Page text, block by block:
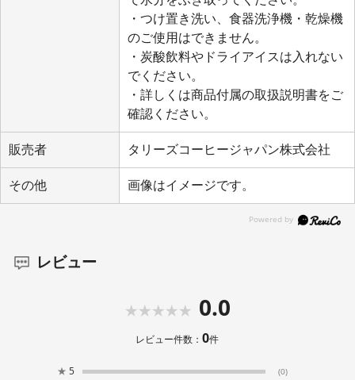
・つけ置き洗い、食器洗浄機・乾燥機
のご使用はできません。
・炭酸飲料やドライアイスは入れない
でください。
・詳しくは商品付属の取扱説明書をご
確認ください。
販売者 タリーズコーヒージャパン株式会社
その他 画像はイメージです。
レビュー
0.0
レビュー件数：0件
★ 5 (0)